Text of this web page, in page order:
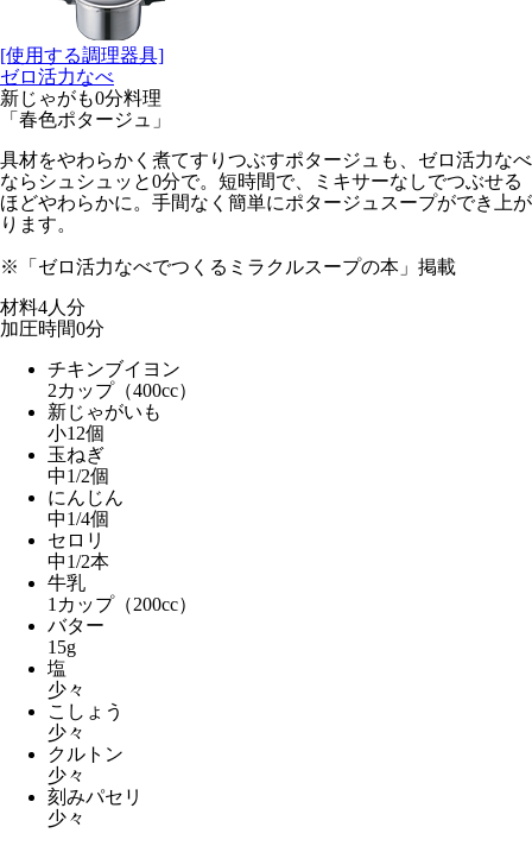
[使用する調理器具]
ゼロ活力なべ
新じゃがも0分料理
「春色ポタージュ」
具材をやわらかく煮てすりつぶすポタージュも、ゼロ活力なべ
ならシュシュッと0分で。短時間で、ミキサーなしでつぶせる
ほどやわらかに。手間なく簡単にポタージュスープができ上が
ります。
※「ゼロ活力なべでつくるミラクルスープの本」掲載
材料4人分
加圧時間0分
チキンブイヨン
2カップ（400cc）
新じゃがいも
小12個
玉ねぎ
中1/2個
にんじん
中1/4個
セロリ
中1/2本
牛乳
1カップ（200cc）
バター
15g
塩
少々
こしょう
少々
クルトン
少々
刻みパセリ
少々